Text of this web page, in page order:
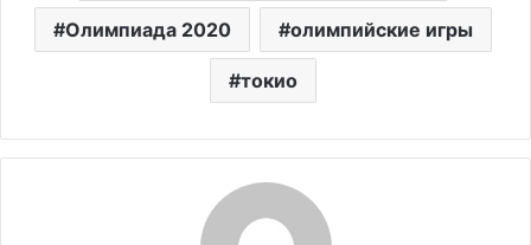
Олимпиада 2020 олимпийские игры
токио